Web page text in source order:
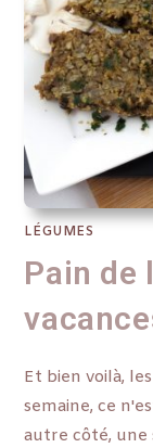
LÉGUMES
Pain de
Et bien voilà,
semaine, ce
autre côté, une